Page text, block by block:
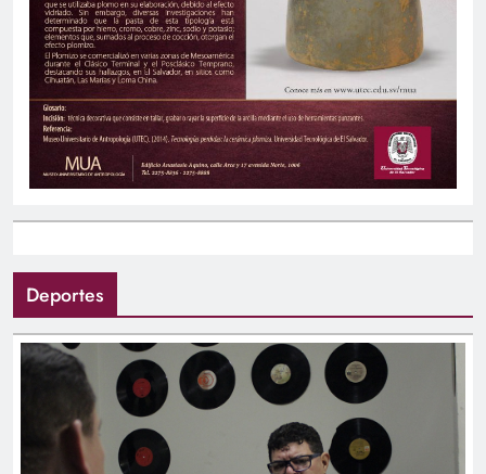
Deportes